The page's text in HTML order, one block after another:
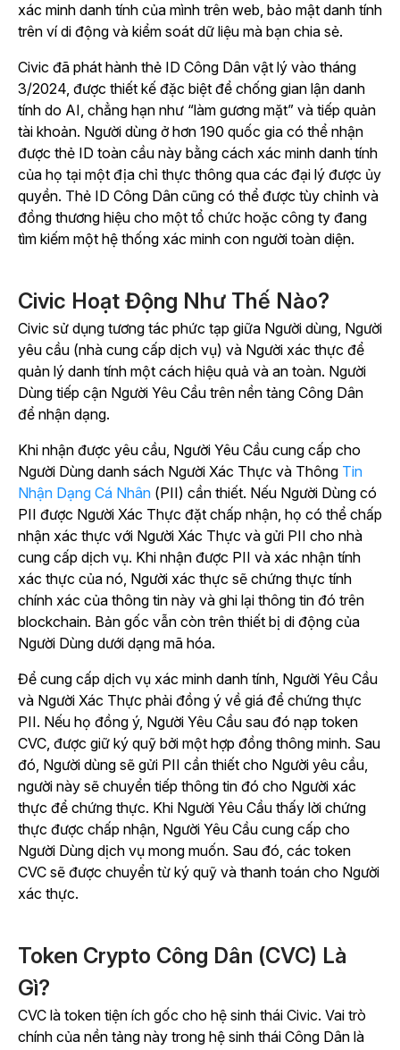
xác minh danh tính của mình trên web, bảo mật danh tính
trên ví di động và kiểm soát dữ liệu mà bạn chia sẻ.
Civic đã phát hành thẻ ID Công Dân vật lý vào tháng
3/2024, được thiết kế đặc biệt để chống gian lận danh
tính do AI, chẳng hạn như “làm gương mặt” và tiếp quản
tài khoản. Người dùng ở hơn 190 quốc gia có thể nhận
được thẻ ID toàn cầu này bằng cách xác minh danh tính
của họ tại một địa chỉ thực thông qua các đại lý được ủy
quyền. Thẻ ID Công Dân cũng có thể được tùy chỉnh và
đồng thương hiệu cho một tổ chức hoặc công ty đang
tìm kiếm một hệ thống xác minh con người toàn diện.
Civic Hoạt Động Như Thế Nào?
Civic sử dụng tương tác phức tạp giữa Người dùng, Người
yêu cầu (nhà cung cấp dịch vụ) và Người xác thực để
quản lý danh tính một cách hiệu quả và an toàn. Người
Dùng tiếp cận Người Yêu Cầu trên nền tảng Công Dân
để nhận dạng.
Khi nhận được yêu cầu, Người Yêu Cầu cung cấp cho
Người Dùng danh sách Người Xác Thực và Thông Tin
Nhận Dạng Cá Nhân (PII) cần thiết. Nếu Người Dùng có
PII được Người Xác Thực đặt chấp nhận, họ có thể chấp
nhận xác thực với Người Xác Thực và gửi PII cho nhà
cung cấp dịch vụ. Khi nhận được PII và xác nhận tính
xác thực của nó, Người xác thực sẽ chứng thực tính
chính xác của thông tin này và ghi lại thông tin đó trên
blockchain. Bản gốc vẫn còn trên thiết bị di động của
Người Dùng dưới dạng mã hóa.
Để cung cấp dịch vụ xác minh danh tính, Người Yêu Cầu
và Người Xác Thực phải đồng ý về giá để chứng thực
PII. Nếu họ đồng ý, Người Yêu Cầu sau đó nạp token
CVC, được giữ ký quỹ bởi một hợp đồng thông minh. Sau
đó, Người dùng sẽ gửi PII cần thiết cho Người yêu cầu,
người này sẽ chuyển tiếp thông tin đó cho Người xác
thực để chứng thực. Khi Người Yêu Cầu thấy lời chứng
thực được chấp nhận, Người Yêu Cầu cung cấp cho
Người Dùng dịch vụ mong muốn. Sau đó, các token
CVC sẽ được chuyển từ ký quỹ và thanh toán cho Người
xác thực.
Token Crypto Công Dân (CVC) Là
Gì?
CVC là token tiện ích gốc cho hệ sinh thái Civic. Vai trò
chính của nền tảng này trong hệ sinh thái Công Dân là